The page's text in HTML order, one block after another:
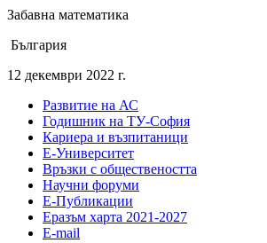
Забавна математика
България
12 декември 2022 г.
Развитие на АС
Годишник на ТУ-София
Кариера и възпитаници
Е-Университет
Връзки с обществеността
Научни форуми
Е-Публикации
Еразъм харта 2021-2027
E-mail